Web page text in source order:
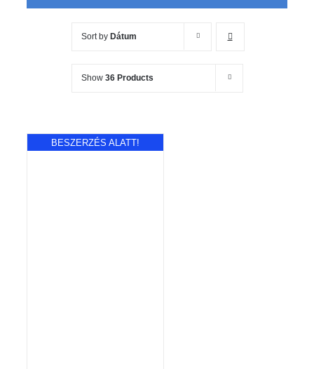
Sort by Dátum
Show 36 Products
BESZERZÉS ALATT!